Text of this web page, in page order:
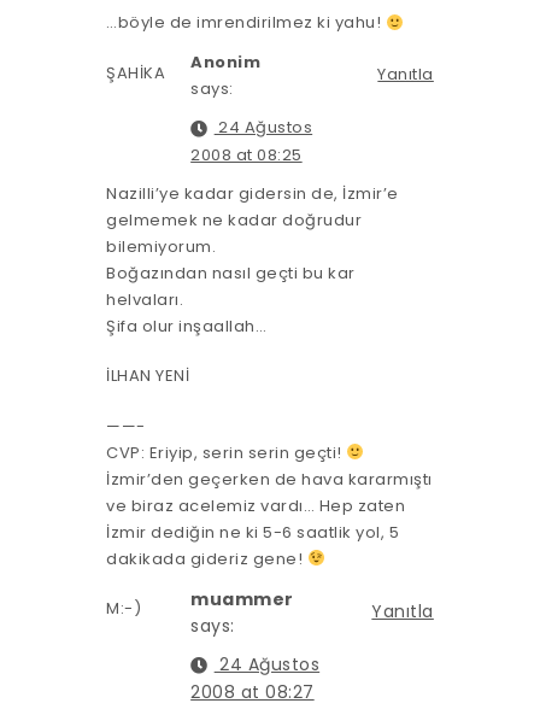
…böyle de imrendirilmez ki yahu!
ŞAHİKA Yanıtla
Anonim
says:
24 Ağustos
2008 at 08:25
Nazilli’ye kadar gidersin de, İzmir’e
gelmemek ne kadar doğrudur
bilemiyorum.
Boğazından nasıl geçti bu kar
helvaları.
Şifa olur inşaallah…
İLHAN YENİ
——-
CVP: Eriyip, serin serin geçti!
İzmir’den geçerken de hava kararmıştı
ve biraz acelemiz vardı… Hep zaten
İzmir dediğin ne ki 5-6 saatlik yol, 5
dakikada gideriz gene!
M:-) Yanıtla
muammer
says:
24 Ağustos
2008 at 08:27